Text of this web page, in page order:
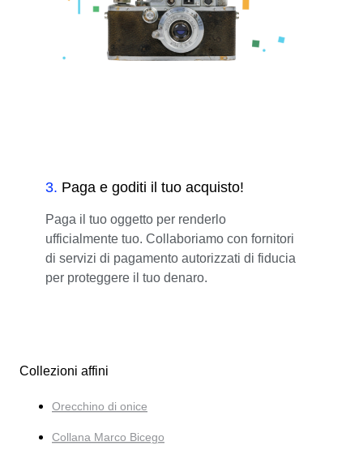
3. Paga e goditi il tuo acquisto!
Paga il tuo oggetto per renderlo
ufficialmente tuo. Collaboriamo con fornitori
di servizi di pagamento autorizzati di fiducia
per proteggere il tuo denaro.
Collezioni affini
Orecchino di onice
Collana Marco Bicego